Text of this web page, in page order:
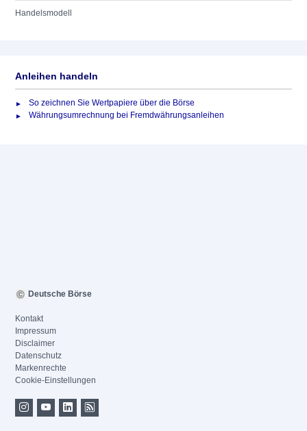
Handelsmodell
Anleihen handeln
So zeichnen Sie Wertpapiere über die Börse
Währungsumrechnung bei Fremdwährungsanleihen
Deutsche Börse
Kontakt
Impressum
Disclaimer
Datenschutz
Markenrechte
Cookie-Einstellungen